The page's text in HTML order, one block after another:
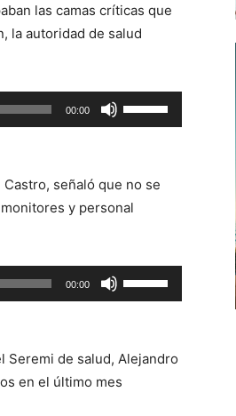
las camas críticas que
la autoridad de salud
00:00
las
flecha
arriba/abajo
aumentar
o
volumen.
señaló que no se
y personal
00:00
las
flecha
Seremi de salud, Alejandro
en el último mes